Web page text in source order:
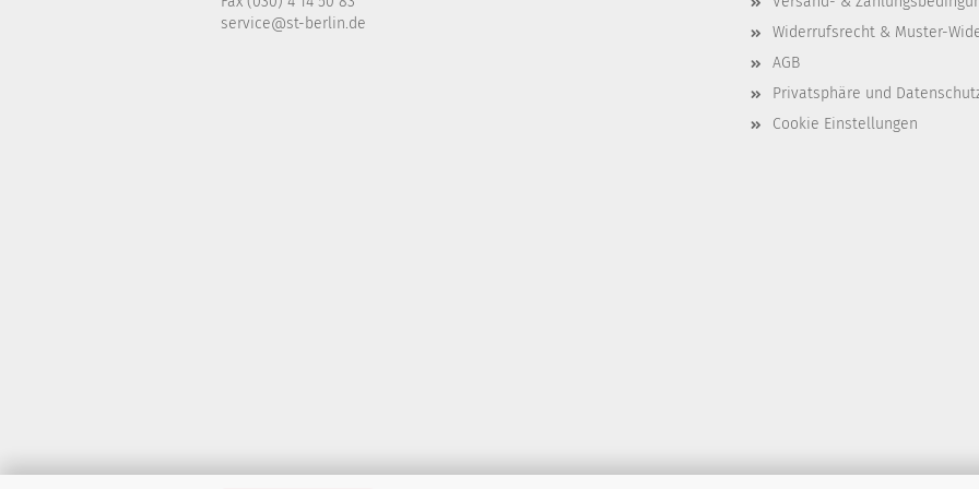
service@st-berlin.de
Widerrufsrecht & Muster-
AGB
Privatsphäre und
Cookie Einstellungen